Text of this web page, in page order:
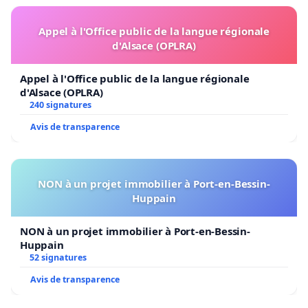
Appel à l'Office public de la langue régionale
d'Alsace (OPLRA)
Appel à l'Office public de la langue régionale
d'Alsace (OPLRA)
240 signatures
Avis de transparence
NON à un projet immobilier à Port-en-Bessin-
Huppain
NON à un projet immobilier à Port-en-Bessin-
Huppain
52 signatures
Avis de transparence